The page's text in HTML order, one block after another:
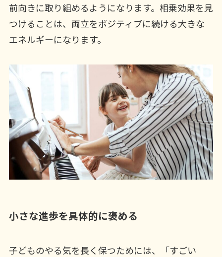
前向きに取り組めるようになります。相乗効果を見
つけることは、両立をポジティブに続ける大きな
エネルギーになります。
小さな進歩を具体的に褒める
子どものやる気を長く保つためには、「すごい